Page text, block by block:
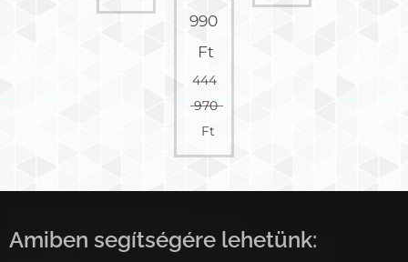
990
Ft
444
970
Ft
Amiben segítségére lehetünk: